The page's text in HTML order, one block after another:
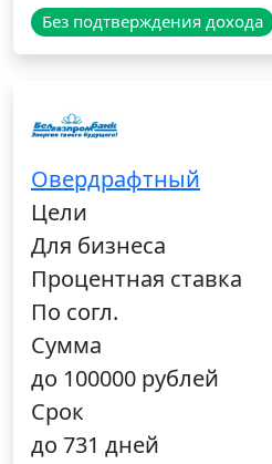
Без подтверждения дохода
Овердрафтный
Цели
Для бизнеса
Процентная ставка
По согл.
Сумма
до 100000 рублей
Срок
до 731 дней